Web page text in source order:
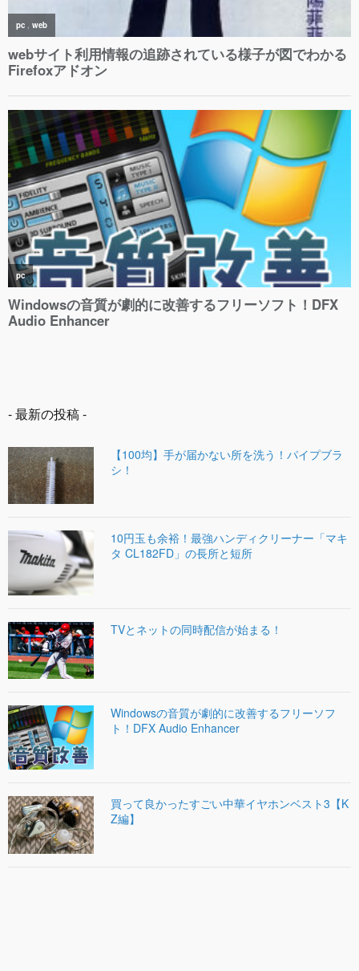
- 最新の投稿 -
【100均】手が届かない所を洗う！パイプブラ
シ！
10円玉も余裕！最強ハンディクリーナー「マキ
タ CL182FD」の長所と短所
TVとネットの同時配信が始まる！
Windowsの音質が劇的に改善するフリーソフ
ト！DFX Audio Enhancer
買って良かったすごい中華イヤホンベスト3【K
Z編】